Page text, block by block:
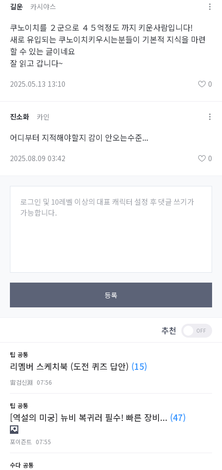
길운 카시야스
쿠노이치를 ２군으로 ４５억정도 까지 키운사람입니다!
새로 유입되는 쿠노이치키우시는분들이 기본적 지식을 마련
할 수 있는 글이네요
잘 읽고 갑니다~
2025.05.13 13:10 0
진소화 카인
어디부터 지적해야할지 감이 안오는수준...
2025.08.09 03:42 0
로그인 및 10레벨 이상의 대표 캐릭터 설정 후 댓글 쓰기가
가능합니다.
등록
추천
팁 공통
리멤버 스케치북 (도전 퀴즈 답안) (15)
宙검신淵 07:56
팁 공통
[역설의 미궁] 뉴비 복귀러 필수! 빠른 장비... (47)
포이즌트 07:55
수다 공통